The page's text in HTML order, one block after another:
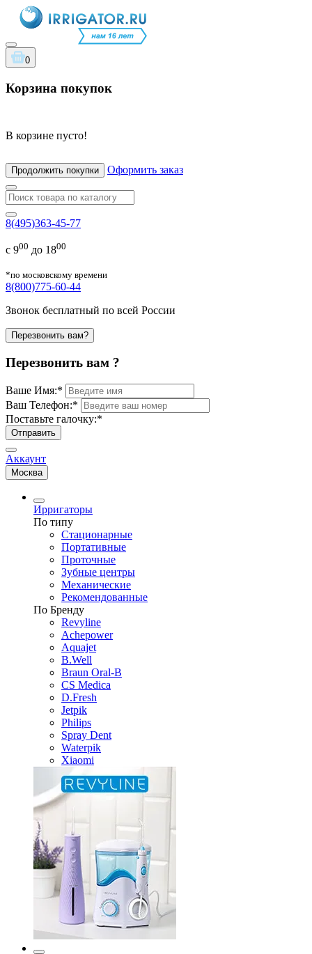
0
Корзина покупок
В корзине пусто!
Продолжить покупки Оформить заказ
8(495)363-45-77
с 900 до 1800
*по московскому времени
8(800)775-60-44
Звонок бесплатный по всей России
Перезвонить вам?
Перезвонить вам ?
Ваше Имя:*
Ваш Телефон:*
Поставьте галочку:*
Отправить
Аккаунт
Москва
Ирригаторы
По типу
Стационарные
Портативные
Проточные
Зубные центры
Механические
Рекомендованные
По Бренду
Revyline
Achepower
Aquajet
B.Well
Braun Oral-B
CS Medica
D.Fresh
Jetpik
Philips
Spray Dent
Waterpik
Xiaomi